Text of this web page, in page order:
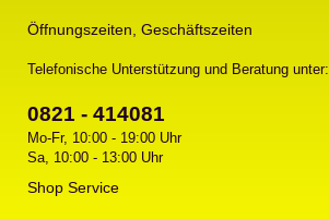
Öffnungszeiten, Geschäftszeiten
Telefonische Unterstützung und Beratung unter:
0821 - 414081
Mo-Fr, 10:00 - 19:00 Uhr
Sa, 10:00 - 13:00 Uhr
Shop Service